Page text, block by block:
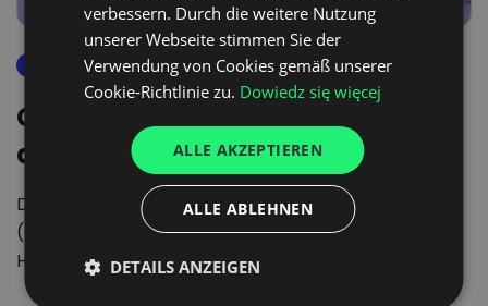
laderampenmanagement
CargoON: digitale Lösungen für
die FMCG-Branche
Die Logistik von schnelldrehenden Produkten
(FMCG) ist eines der sensibelsten Marktsegmente.
Herausforderungen wie Probleme mit
Lagerbeständen, kurzen…
SPANISH
FRENCH
verbessern. Durch die weitere Nutzung
unserer Webseite stimmen Sie der
Verwendung von Cookies gemäß unserer
Cookie-Richtlinie zu. Dowiedz się więcej
ALLE AKZEPTIEREN
ALLE ABLEHNEN
DETAILS ANZEIGEN